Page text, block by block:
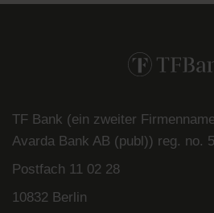
TF Bank (ein zweiter
Avarda Bank AB (publ)) reg. no.
Postfach 11 02 28
10832 Berlin